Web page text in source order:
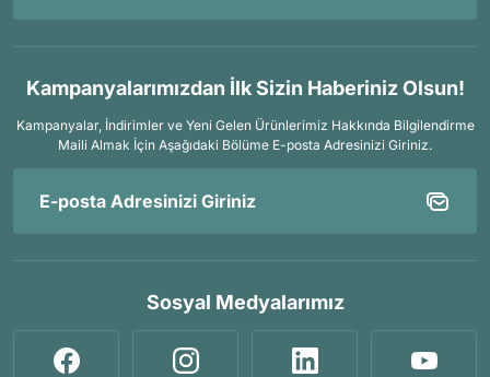
Kampanyalarımızdan İlk Sizin Haberiniz Olsun!
Kampanyalar, İndirimler ve Yeni Gelen Ürünlerimiz Hakkında Bilgilendirme
Maili Almak İçin Aşağıdaki Bölüme E-posta Adresinizi Giriniz.
Sosyal Medyalarımız